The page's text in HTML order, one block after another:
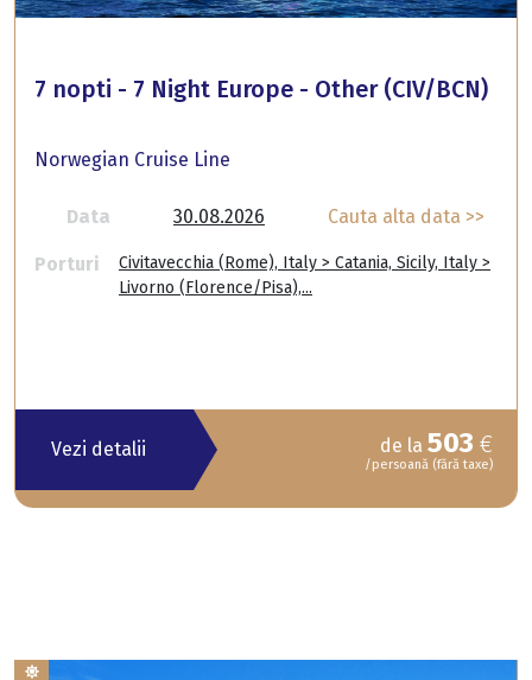
7 nopti - 7 Night Europe - Other (CIV/BCN)
Norwegian Cruise Line
Data 30.08.2026 Cauta alta data >>
Porturi
Civitavecchia (Rome), Italy > Catania, Sicily, Italy >
Livorno (Florence/Pisa),...
Vezi detalii de la 503 €
/persoană (fără taxe)